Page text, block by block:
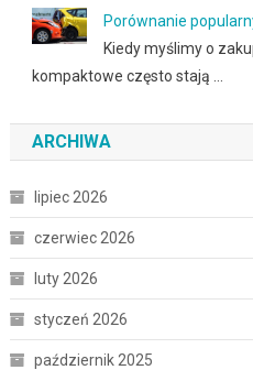
Porównanie
Kiedy myślimy o
kompaktowe często stają …
ARCHIWA
lipiec 2026
czerwiec 2026
luty 2026
styczeń 2026
październik 2025